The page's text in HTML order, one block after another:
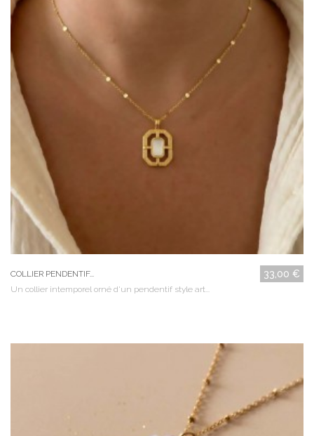
COLLIER PENDENTIF... 33,00 €
Un collier intemporel orné d'un pendentif style art...